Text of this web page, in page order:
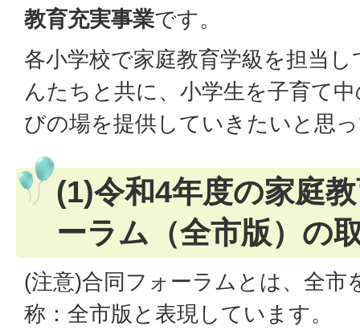
教育充実事業です。
各小学校で家庭教育学級を担当
んたちと共に、小学生を子育て
びの場を提供していきたいと思
(1)令和4年度の家庭
ーラム（全市版）の
(注意)合同フォーラムとは、全市
称：全市版と表現しています。